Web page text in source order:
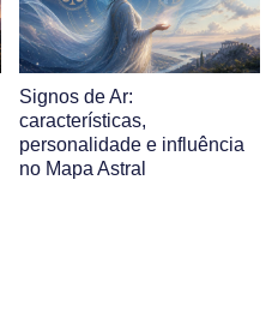
Signos de Ar:
características,
personalidade e influência
no Mapa Astral